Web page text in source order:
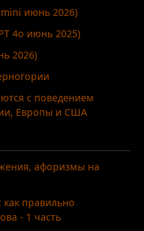
mini июнь 2026)
4o июнь 2025)
2026)
с поведением
Европы и США
афоризмы на
правильно
- 1 часть